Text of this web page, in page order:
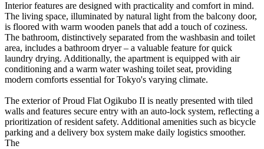
Interior features are designed with practicality and comfort in mind.
The living space, illuminated by natural light from the balcony door,
is floored with warm wooden panels that add a touch of coziness.
The bathroom, distinctively separated from the washbasin and toilet
area, includes a bathroom dryer – a valuable feature for quick
laundry drying. Additionally, the apartment is equipped with air
conditioning and a warm water washing toilet seat, providing
modern comforts essential for Tokyo's varying climate.
The exterior of Proud Flat Ogikubo II is neatly presented with tiled
walls and features secure entry with an auto-lock system, reflecting a
prioritization of resident safety. Additional amenities such as bicycle
parking and a delivery box system make daily logistics smoother.
The